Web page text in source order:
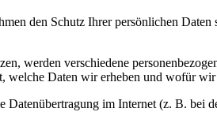
den Schutz Ihrer persönlichen
werden verschiedene
welche Daten wir erheben und wofür
Datenübertragung im Internet (z. B.